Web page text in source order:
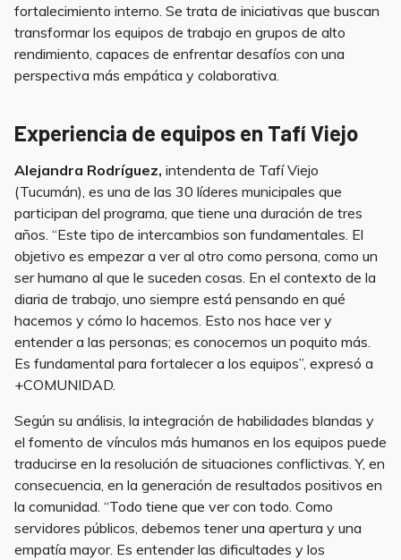
fortalecimiento interno. Se trata de iniciativas que buscan
transformar los equipos de trabajo en grupos de alto
rendimiento, capaces de enfrentar desafíos con una
perspectiva más empática y colaborativa.
Experiencia de equipos en Tafí Viejo
Alejandra Rodríguez, intendenta de Tafí Viejo
(Tucumán), es una de las 30 líderes municipales que
participan del programa, que tiene una duración de tres
años. “Este tipo de intercambios son fundamentales. El
objetivo es empezar a ver al otro como persona, como un
ser humano al que le suceden cosas. En el contexto de la
diaria de trabajo, uno siempre está pensando en qué
hacemos y cómo lo hacemos. Esto nos hace ver y
entender a las personas; es conocernos un poquito más.
Es fundamental para fortalecer a los equipos”, expresó a
+COMUNIDAD.
Según su análisis, la integración de habilidades blandas y
el fomento de vínculos más humanos en los equipos puede
traducirse en la resolución de situaciones conflictivas. Y, en
consecuencia, en la generación de resultados positivos en
la comunidad. “Todo tiene que ver con todo. Como
servidores públicos, debemos tener una apertura y una
empatía mayor. Es entender las dificultades y los